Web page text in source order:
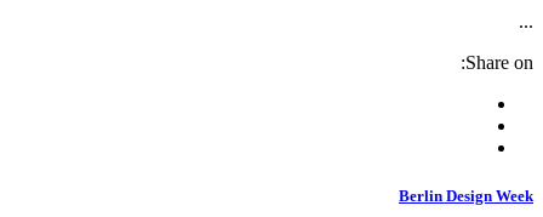
...
Share on:
Berlin Design Week